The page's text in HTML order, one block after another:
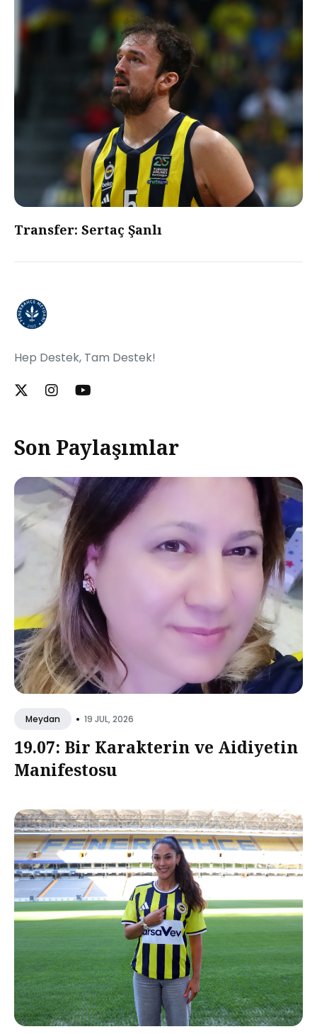
Transfer: Sertaç Şanlı
Hep Destek, Tam Destek!
Son Paylaşımlar
Meydan • 19 JUL, 2026
19.07: Bir Karakterin ve Aidiyetin
Manifestosu